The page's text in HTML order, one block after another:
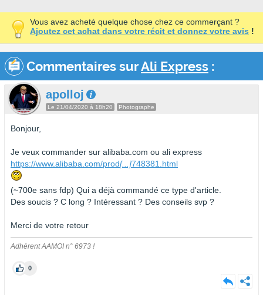
Vous avez acheté quelque chose chez ce commerçant ?
Ajoutez cet achat dans votre récit et donnez votre avis !
Commentaires surAli Express :
apolloj
Le 21/04/2020 à 18h20 Photographe
Bonjour,
Je veux commander sur alibaba.com ou ali express
https://www.alibaba.com/prod[...]748381.html
(~700e sans fdp) Qui a déjà commandé ce type d'article.
Des soucis ? C long ? Intéressant ? Des conseils svp ?
Merci de votre retour
Adhérent AAMOI n° 6973 !
0